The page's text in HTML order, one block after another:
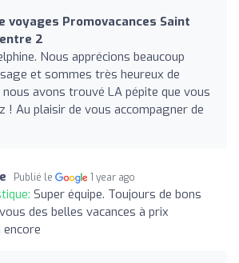
voyages Promovacances Saint
2
Nous apprécions beaucoup
et sommes très heureux de
avons trouvé LA pépite que vous
! Au plaisir de vous accompagner de
Publié le 1 year ago
Super équipe. Toujours de bons
des belles vacances à prix
encore